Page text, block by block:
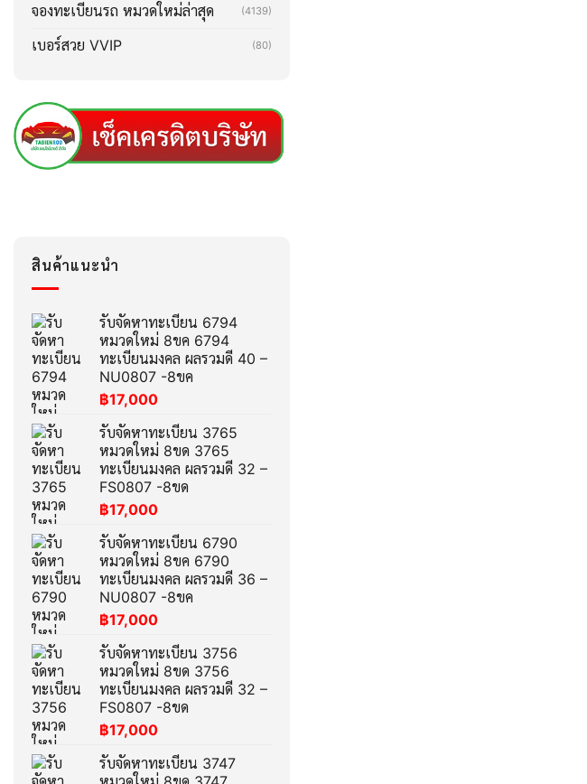
จองทะเบียนรถ หมวดใหม่ล่าสุด (4139)
เบอร์สวย VVIP (80)
สินค้าแนะนำ
รับจัดหาทะเบียน 6794
หมวดใหม่ 8ขค 6794
ทะเบียนมงคล ผลรวมดี 40 –
NU0807 -8ขค
฿17,000
รับจัดหาทะเบียน 3765
หมวดใหม่ 8ขด 3765
ทะเบียนมงคล ผลรวมดี 32 –
FS0807 -8ขด
฿17,000
รับจัดหาทะเบียน 6790
หมวดใหม่ 8ขค 6790
ทะเบียนมงคล ผลรวมดี 36 –
NU0807 -8ขค
฿17,000
รับจัดหาทะเบียน 3756
หมวดใหม่ 8ขด 3756
ทะเบียนมงคล ผลรวมดี 32 –
FS0807 -8ขด
฿17,000
รับจัดหาทะเบียน 3747